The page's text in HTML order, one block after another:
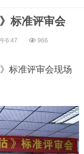
标准评审会
6:47 966
标准评审会现场